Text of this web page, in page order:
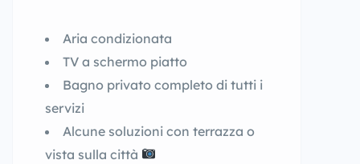
Aria condizionata
TV a schermo piatto
Bagno privato completo di tutti i
servizi
Alcune soluzioni con terrazza o
vista sulla città